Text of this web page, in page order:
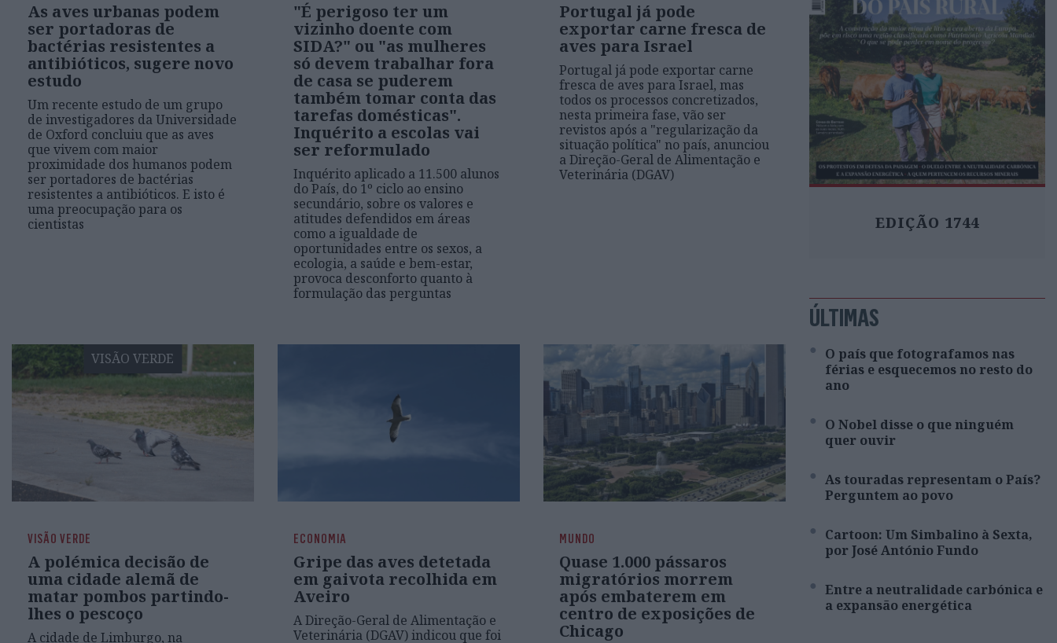
As aves urbanas podem
ser portadoras de
bactérias resistentes a
antibióticos, sugere novo
estudo
Um recente estudo de um grupo
de investigadores da Universidade
de Oxford concluiu que as aves
que vivem com maior
proximidade dos humanos podem
ser portadores de bactérias
resistentes a antibióticos. E isto é
uma preocupação para os
cientistas
"É perigoso ter um
vizinho doente com
SIDA?" ou "as mulheres
só devem trabalhar fora
de casa se puderem
também tomar conta das
tarefas domésticas".
Inquérito a escolas vai
ser reformulado
Inquérito aplicado a 11.500 alunos
do País, do 1º ciclo ao ensino
secundário, sobre os valores e
atitudes defendidos em áreas
como a igualdade de
oportunidades entre os sexos, a
ecologia, a saúde e bem-estar,
provoca desconforto quanto à
formulação das perguntas
Portugal já pode
exportar carne fresca de
aves para Israel
Portugal já pode exportar carne
fresca de aves para Israel, mas
todos os processos concretizados,
nesta primeira fase, vão ser
revistos após a "regularização da
situação política" no país, anunciou
a Direção-Geral de Alimentação e
Veterinária (DGAV)
VISÃO VERDE
VISÃO VERDE
A polémica decisão de
uma cidade alemã de
matar pombos partindo-
lhes o pescoço
A cidade de Limburgo, na
ECONOMIA
Gripe das aves detetada
em gaivota recolhida em
Aveiro
A Direção-Geral de Alimentação e
Veterinária (DGAV) indicou que foi
MUNDO
Quase 1.000 pássaros
migratórios morrem
após embaterem em
centro de exposições de
Chicago
EDIÇÃO 1744
ÚLTIMAS
O país que fotografamos nas
férias e esquecemos no resto do
ano
O Nobel disse o que ninguém
quer ouvir
As touradas representam o País?
Perguntem ao povo
Cartoon: Um Simbalino à Sexta,
por José António Fundo
Entre a neutralidade carbónica e
a expansão energética